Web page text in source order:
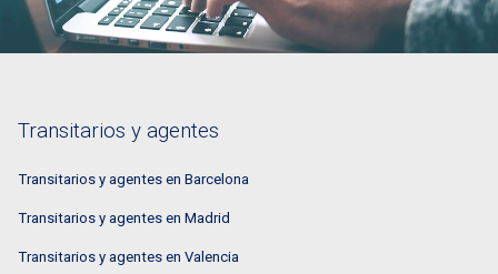
Transitarios y agentes
Transitarios y agentes en Barcelona
Transitarios y agentes en Madrid
Transitarios y agentes en Valencia